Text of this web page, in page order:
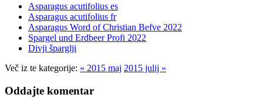
Asparagus acutifolius es
Asparagus acutifolius fr
Asparagus Word of Christian Befve 2022
Spargel und Erdbeer Profi 2022
Divji šparglji
Več iz te kategorije: « 2015 maj 2015 julij »
Oddajte komentar